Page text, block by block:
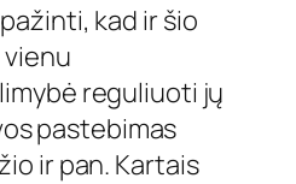
kad ir šio
reguliuoti jų
pastebimas
ir pan. Kartais